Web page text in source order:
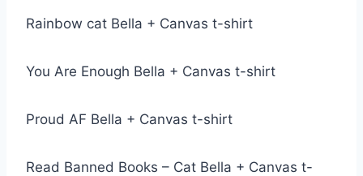
Rainbow cat Bella + Canvas t-shirt
You Are Enough Bella + Canvas t-shirt
Proud AF Bella + Canvas t-shirt
Read Banned Books – Cat Bella + Canvas t-